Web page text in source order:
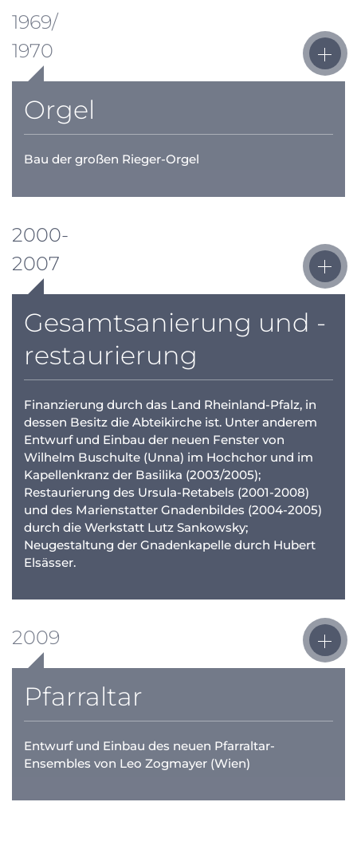
1969/
1970
Orgel
Bau der großen Rieger-Orgel
2000-
2007
Gesamtsanierung und -
restaurierung
Finanzierung durch das Land Rheinland-Pfalz, in
dessen Besitz die Abteikirche ist. Unter anderem
Entwurf und Einbau der neuen Fenster von
Wilhelm Buschulte (Unna) im Hochchor und im
Kapellenkranz der Basilika (2003/2005);
Restaurierung des Ursula-Retabels (2001-2008)
und des Marienstatter Gnadenbildes (2004-2005)
durch die Werkstatt Lutz Sankowsky;
Neugestaltung der Gnadenkapelle durch Hubert
Elsässer.
2009
Pfarraltar
Entwurf und Einbau des neuen Pfarraltar-
Ensembles von Leo Zogmayer (Wien)